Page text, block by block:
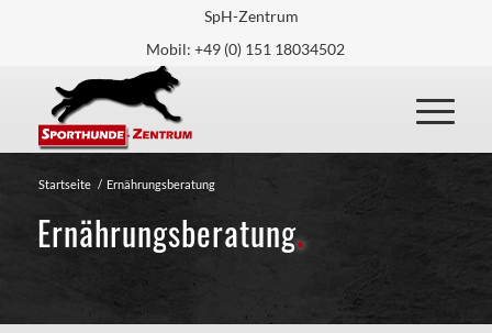
SpH-Zentrum
Mobil: +49 (0) 151 18034502
Startseite / Ernährungsberatung
Ernährungsberatung.